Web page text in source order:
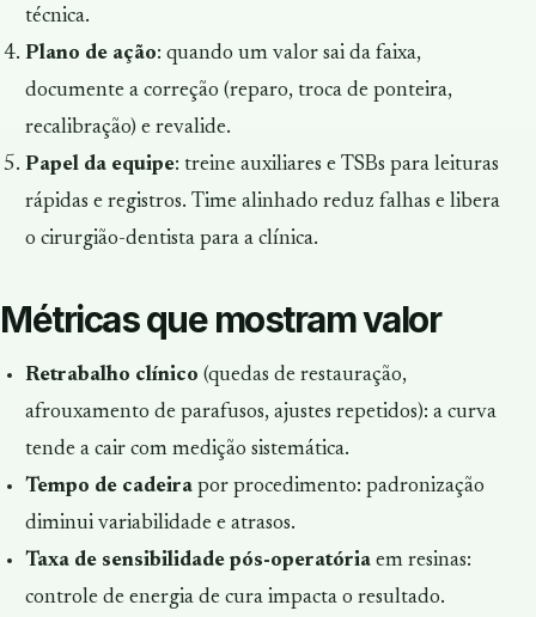
técnica.
Plano de ação: quando um valor sai da faixa,
documente a correção (reparo, troca de ponteira,
recalibração) e revalide.
Papel da equipe: treine auxiliares e TSBs para leituras
rápidas e registros. Time alinhado reduz falhas e libera
o cirurgião-dentista para a clínica.
Métricas que mostram valor
Retrabalho clínico (quedas de restauração,
afrouxamento de parafusos, ajustes repetidos): a curva
tende a cair com medição sistemática.
Tempo de cadeirapor procedimento: padronização
diminui variabilidade e atrasos.
Taxa de sensibilidade pós-operatóriaem resinas:
controle de energia de cura impacta o resultado.